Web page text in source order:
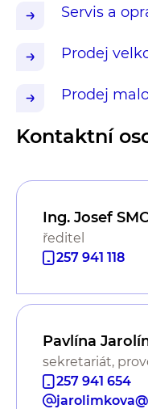
Servis a
Prodej
Prodej
Kontaktní
Ing. Josef
ředitel
257 941 118
Pavlína
sekretariát,
257 941 654